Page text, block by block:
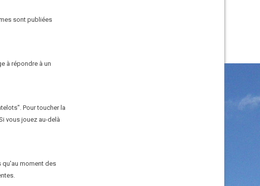
sont publiées
à répondre à un
Pour toucher la
vous jouez au-delà
qu'au moment des